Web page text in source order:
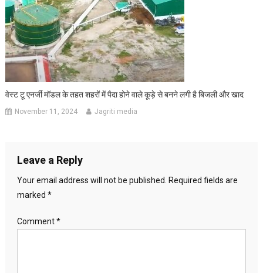
वेस्ट टू एनर्जी मॉडल के तहत शहरों में पैदा होने वाले कूड़े से बनने लगी है बिजली और खाद
November 11, 2024 Jagriti media
Leave a Reply
Your email address will not be published.
Required fields are
marked *
Comment*